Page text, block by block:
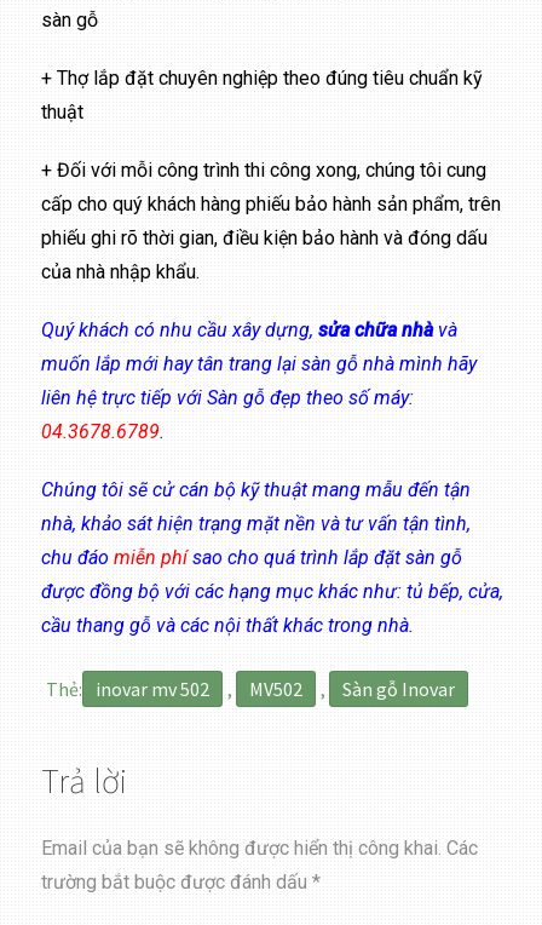
sàn gỗ
+ Thợ lắp đặt chuyên nghiệp theo đúng tiêu chuẩn kỹ
thuật
+ Đối với mỗi công trình thi công xong, chúng tôi cung
cấp cho quý khách hàng phiếu bảo hành sản phẩm, trên
phiếu ghi rõ thời gian, điều kiện bảo hành và đóng dấu
của nhà nhập khẩu.
Quý khách có nhu cầu xây dựng,sửa chữa nhàvà
muốn lắp mới hay tân trang lại sàn gỗ nhà mình hãy
liên hệ trực tiếp với Sàn gỗ đẹp theo số máy:
04.3678.6789.
Chúng tôi sẽ cử cán bộ kỹ thuật mang mẫu đến tận
nhà, khảo sát hiện trạng mặt nền và tư vấn tận tình,
chu đáomiễn phísao cho quá trình lắp đặt sàn gỗ
được đồng bộ với các hạng mục khác như: tủ bếp, cửa,
cầu thang gỗ và các nội thất khác trong nhà.
Thẻ: inovar mv 502 , MV502 , Sàn gỗ Inovar
Trả lời
Email của bạn sẽ không được hiển thị công khai. Các
trường bắt buộc được đánh dấu*